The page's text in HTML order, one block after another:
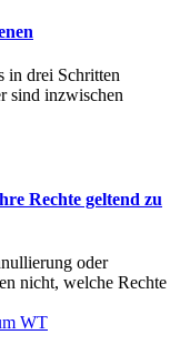
in drei Schritten
sind inzwischen
Rechte geltend zu
oder
nicht, welche Rechte